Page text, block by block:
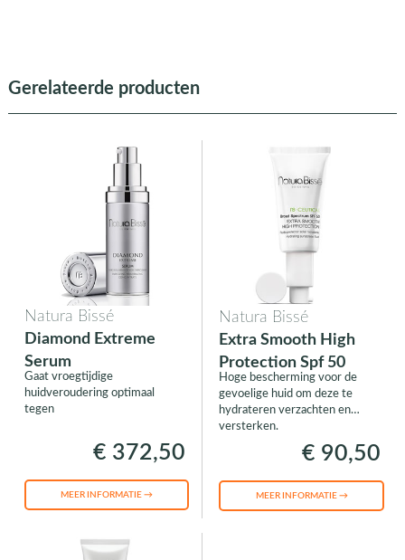
Gerelateerde producten
Natura Bissé
Diamond Extreme
Serum
Gaat vroegtijdige
huidveroudering optimaal
tegen
€ 372,50
MEER INFORMATIE →
Natura Bissé
Extra Smooth High
Protection Spf 50
Hoge bescherming voor de
gevoelige huid om deze te
hydrateren verzachten en
versterken.
€ 90,50
MEER INFORMATIE →